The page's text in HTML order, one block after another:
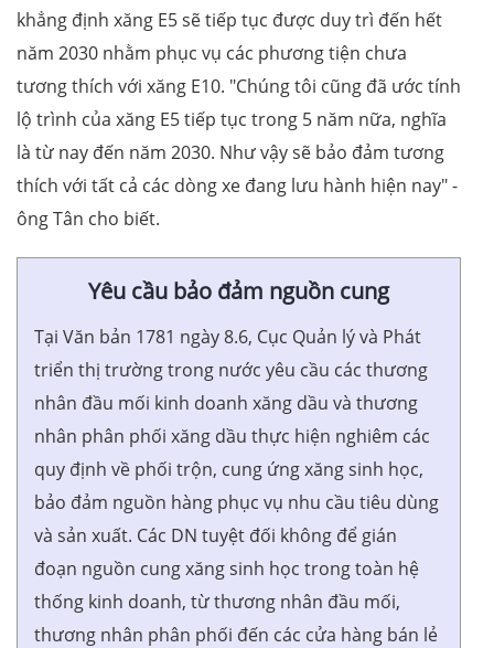
khẳng định xăng E5 sẽ tiếp tục được duy trì đến hết
năm 2030 nhằm phục vụ các phương tiện chưa
tương thích với xăng E10. "Chúng tôi cũng đã ước tính
lộ trình của xăng E5 tiếp tục trong 5 năm nữa, nghĩa
là từ nay đến năm 2030. Như vậy sẽ bảo đảm tương
thích với tất cả các dòng xe đang lưu hành hiện nay" -
ông Tân cho biết.
Yêu cầu bảo đảm nguồn cung
Tại Văn bản 1781 ngày 8.6, Cục Quản lý và Phát
triển thị trường trong nước yêu cầu các thương
nhân đầu mối kinh doanh xăng dầu và thương
nhân phân phối xăng dầu thực hiện nghiêm các
quy định về phối trộn, cung ứng xăng sinh học,
bảo đảm nguồn hàng phục vụ nhu cầu tiêu dùng
và sản xuất. Các DN tuyệt đối không để gián
đoạn nguồn cung xăng sinh học trong toàn hệ
thống kinh doanh, từ thương nhân đầu mối,
thương nhân phân phối đến các cửa hàng bán lẻ